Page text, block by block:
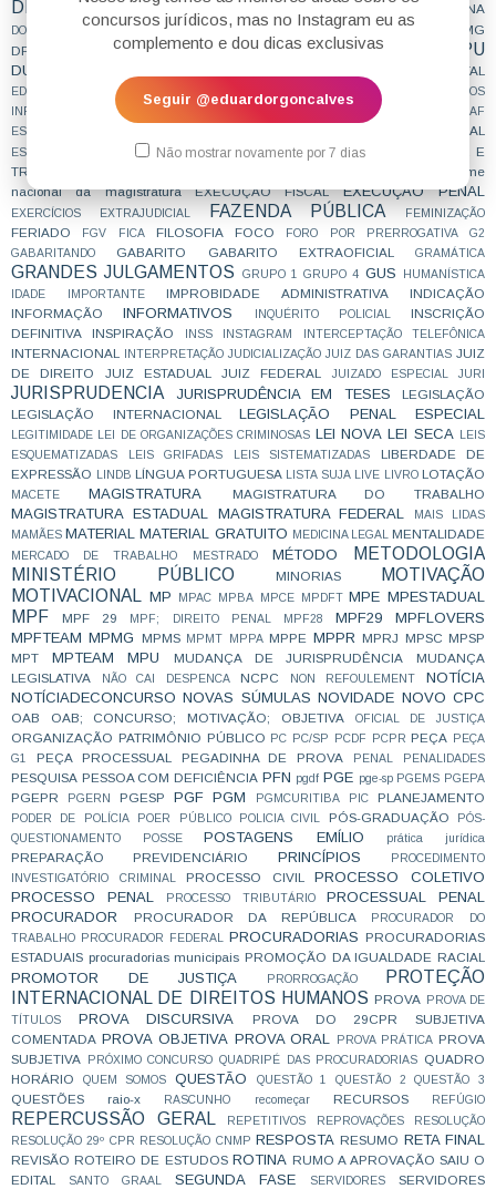
concursos jurídicos, mas no Instagram eu as
complemento e dou dicas exclusivas
Seguir @eduardorgoncalves
Não mostrar novamente por 7 dias
DIREITOS HUMANOS DOUTRINA
DOWNLOAD DPDF DPE DPEAL DPEAM DPEAP DPECE DPEMA
DPEMG
DPEPE
DPEPR DPERJ DPERO DPERS DPESC DPESP DPU
DUVIDADECONCURSEIRO EDITAL
EDITORES EDITORIAL EMBARGOS DE DECLARAÇÃO
EMBARGOS
INFRINGENTES
ENAM enama ENUNCIADOS DAS CÂMARAS
ESAF
ESCRAVIDÃO CONTEMPORÂNEA
ESSENCIAL
ESTÁGIO ESTRATÉGIA ESTUDA QUE PASSA
ESTUDAR E
TRABALHAR
exame
nacional da magistratura
EXECUÇÃO FISCAL EXECUÇÃO PENAL
EXERCÍCIOS EXTRAJUDICIAL FAZENDA PÚBLICA FEMINIZAÇÃO
FERIADO FGV FICA FILOSOFIA FOCO FORO POR PRERROGATIVA
G2
GABARITANDO
GABARITO GABARITO EXTRAOFICIAL GRAMÁTICA
GRANDES JULGAMENTOS GRUPO 1 GRUPO 4 GUS
HUMANÍSTICA
IDADE
IMPORTANTE IMPROBIDADE ADMINISTRATIVA
INDICAÇÃO
INFORMAÇÃO
INFORMATIVOS INQUÉRITO POLICIAL
INSCRIÇÃO
DEFINITIVA
INSPIRAÇÃO INSS INSTAGRAM INTERCEPTAÇÃO TELEFÔNICA
INTERNACIONAL INTERPRETAÇÃO JUDICIALIZAÇÃO JUIZ DAS GARANTIAS JUIZ
DE DIREITO
JUIZ ESTADUAL JUIZ FEDERAL JUIZADO ESPECIAL JURI
JURISPRUDENCIA JURISPRUDÊNCIA EM TESES
LEGISLAÇÃO
LEGISLAÇÃO INTERNACIONAL
LEGISLAÇÃO PENAL ESPECIAL
LEGITIMIDADE LEI DE ORGANIZAÇÕES CRIMINOSAS LEI NOVA LEI SECA
LEIS
ESQUEMATIZADAS
LEIS GRIFADAS LEIS SISTEMATIZADAS
LIBERDADE DE
EXPRESSÃO
LINDB LÍNGUA PORTUGUESA LISTA SUJA LIVE LIVRO LOTAÇÃO
MACETE MAGISTRATURA MAGISTRATURA DO TRABALHO
MAGISTRATURA ESTADUAL MAGISTRATURA FEDERAL
MAIS LIDAS
MAMÃES MATERIAL MATERIAL GRATUITO MEDICINA LEGAL MENTALIDADE
MERCADO DE TRABALHO MESTRADO MÉTODO
METODOLOGIA
MINISTÉRIO PÚBLICO
MINORIAS
MOTIVAÇÃO
MOTIVACIONAL
MP MPAC MPBA MPCE MPDFT MPE MPESTADUAL
MPF MPF 29 MPF; DIREITO PENAL MPF28 MPF29
MPFLOVERS
MPFTEAM MPMG MPMS MPMT MPPA MPPE MPPR MPRJ MPSC MPSP
MPT
MPTEAM MPU MUDANÇA DE JURISPRUDÊNCIA
MUDANÇA
LEGISLATIVA
NÃO CAI DESPENCA NCPC NON REFOULEMENT
NOTÍCIA
NOTÍCIADECONCURSO NOVAS SÚMULAS NOVIDADE NOVO CPC
OAB OAB; CONCURSO; MOTIVAÇÃO; OBJETIVA OFICIAL DE JUSTIÇA
ORGANIZAÇÃO PATRIMÔNIO PÚBLICO PC PC/SP PCDF PCPR PEÇA
PEÇA
G1
PEÇA PROCESSUAL PEGADINHA DE PROVA PENAL PENALIDADES
PESQUISA PESSOA COM DEFICIÊNCIA PFN pgdf PGE pge-sp PGEMS PGEPA
PGEPR PGERN PGESP PGF PGM PGMCURITIBA PIC PLANEJAMENTO
PODER DE POLÍCIA POER PÚBLICO POLICIA CIVIL PÓS-GRADUAÇÃO
PÓS-
QUESTIONAMENTO
POSSE POSTAGENS EMÍLIO prática jurídica
PREPARAÇÃO PREVIDENCIÁRIO PRINCÍPIOS
PROCEDIMENTO
INVESTIGATÓRIO CRIMINAL
PROCESSO CIVIL
PROCESSO COLETIVO
PROCESSO PENAL
PROCESSO TRIBUTÁRIO
PROCESSUAL PENAL
PROCURADOR
PROCURADOR DA REPÚBLICA
PROCURADOR DO
TRABALHO
PROCURADOR FEDERAL PROCURADORIAS PROCURADORIAS
ESTADUAIS procuradorias municipais PROMOÇÃO DA IGUALDADE RACIAL
PROMOTOR DE JUSTIÇA PRORROGAÇÃO
PROTEÇÃO
INTERNACIONAL DE DIREITOS HUMANOS PROVA
PROVA DE
TÍTULOS
PROVA DISCURSIVA
PROVA DO 29CPR SUBJETIVA
COMENTADA PROVA OBJETIVA PROVA ORAL PROVA PRÁTICA PROVA
SUBJETIVA
PRÓXIMO CONCURSO QUADRIPÉ DAS PROCURADORIAS
QUADRO
HORÁRIO
QUEM SOMOS QUESTÃO QUESTÃO 1 QUESTÃO 2 QUESTÃO 3
QUESTÕES raio-x RASCUNHO recomeçar RECURSOS REFÚGIO
REPERCUSSÃO GERAL REPETITIVOS REPROVAÇÕES
RESOLUÇÃO
RESOLUÇÃO 29º CPR
RESOLUÇÃO CNMP RESPOSTA RESUMO RETA FINAL
REVISÃO ROTEIRO DE ESTUDOS ROTINA RUMO A APROVAÇÃO SAIU O
EDITAL
SANTO GRAAL SEGUNDA FASE SERVIDORES
SERVIDORES